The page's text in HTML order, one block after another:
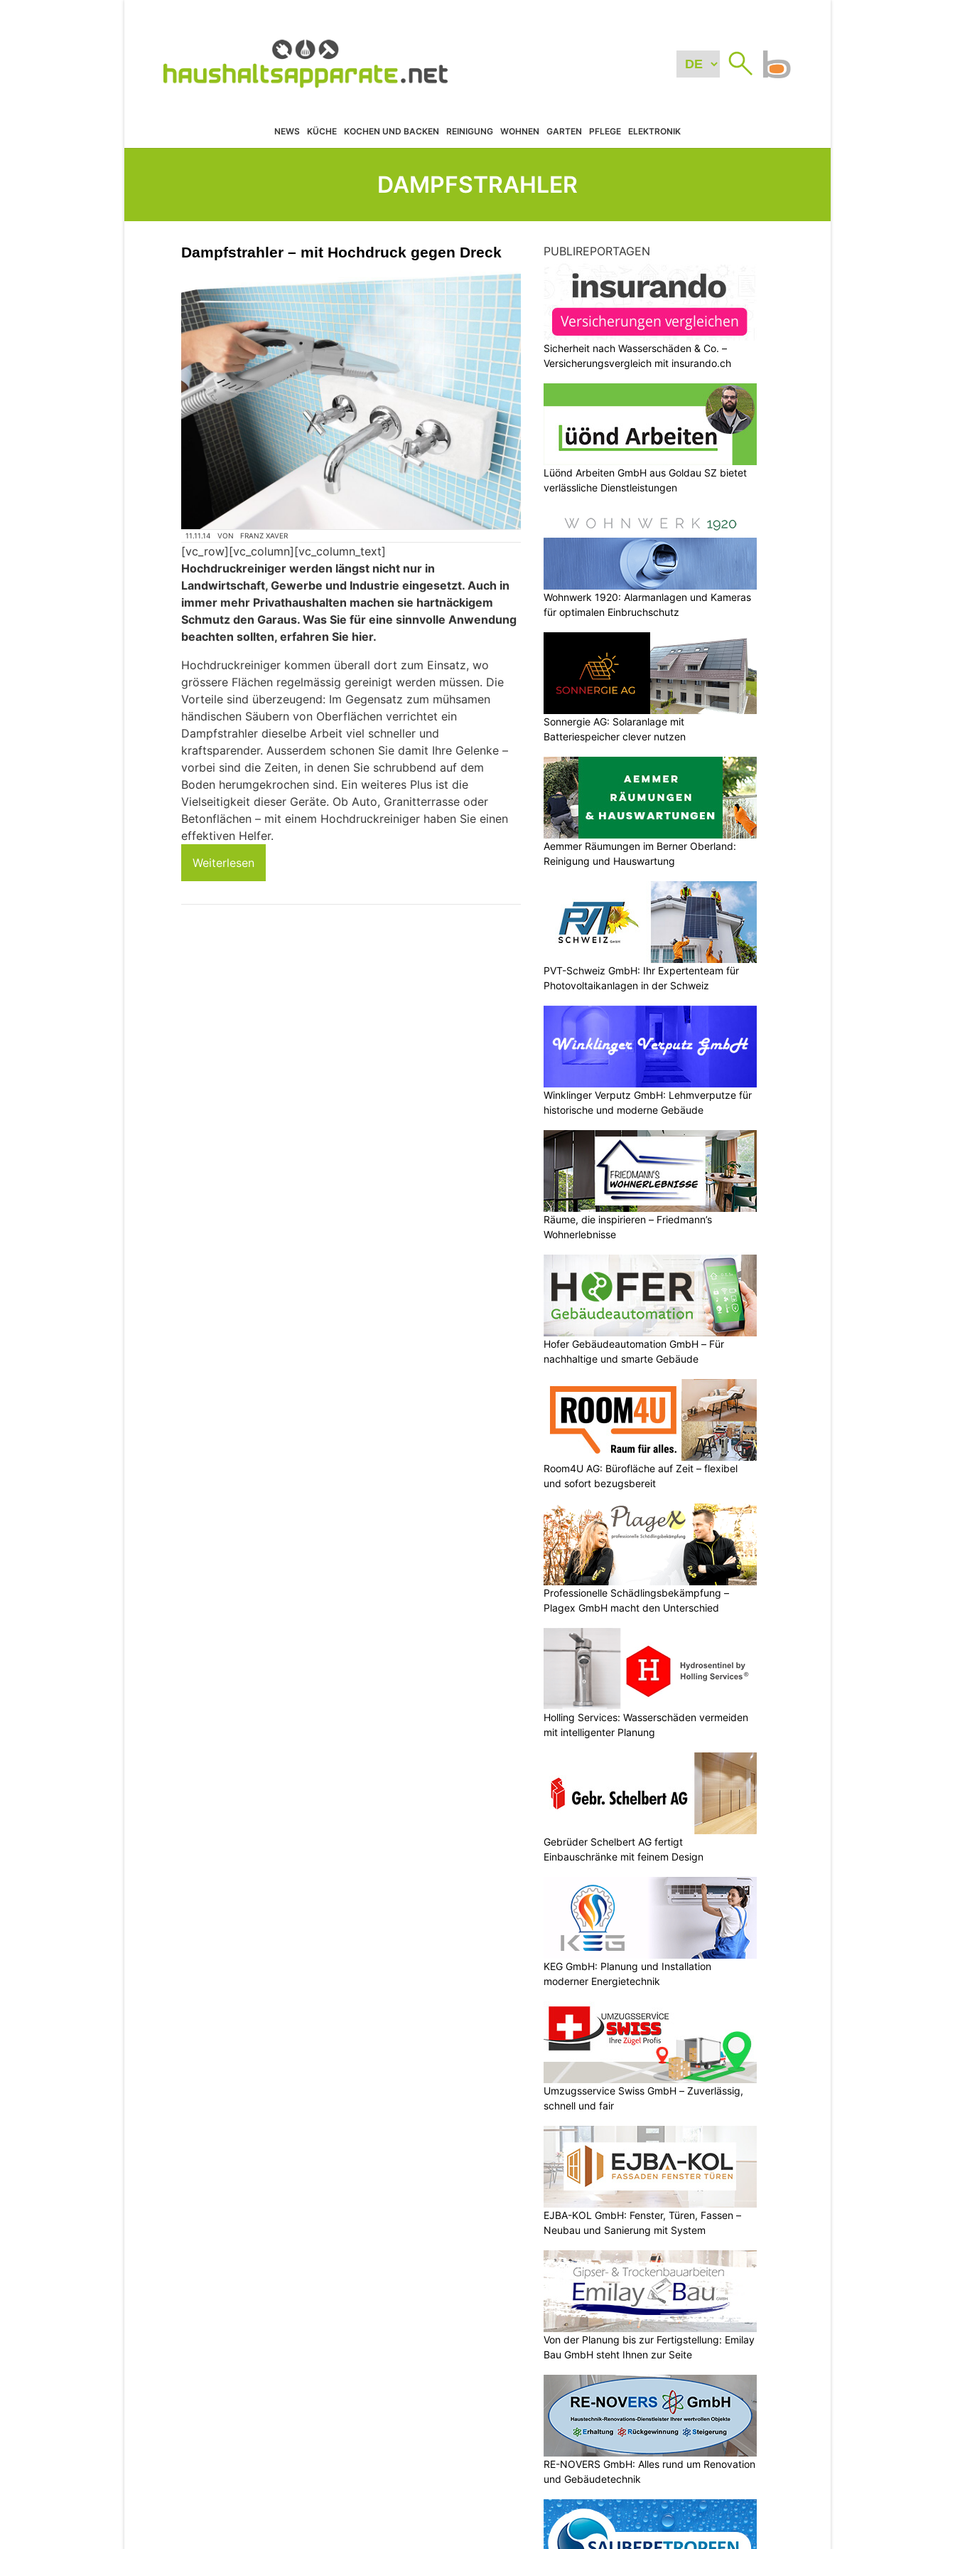
NEWS KÜCHE KOCHEN UND BACKEN REINIGUNG WOHNEN GARTEN PFLEGE ELEKTRONIK
DAMPFSTRAHLER
Dampfstrahler – mit Hochdruck gegen Dreck
11.11.14 VON FRANZ XAVER
[vc_row][vc_column][vc_column_text]
Hochdruckreiniger werden längst nicht nur in
Landwirtschaft, Gewerbe und Industrie eingesetzt. Auch in
immer mehr Privathaushalten machen sie hartnäckigem
Schmutz den Garaus. Was Sie für eine sinnvolle Anwendung
beachten sollten, erfahren Sie hier.
Hochdruckreiniger kommen überall dort zum Einsatz, wo
grössere Flächen regelmässig gereinigt werden müssen. Die
Vorteile sind überzeugend: Im Gegensatz zum mühsamen
händischen Säubern von Oberflächen verrichtet ein
Dampfstrahler dieselbe Arbeit viel schneller und
kraftsparender. Ausserdem schonen Sie damit Ihre Gelenke –
vorbei sind die Zeiten, in denen Sie schrubbend auf dem
Boden herumgekrochen sind. Ein weiteres Plus ist die
Vielseitigkeit dieser Geräte. Ob Auto, Granitterrasse oder
Betonflächen – mit einem Hochdruckreiniger haben Sie einen
effektiven Helfer.
Weiterlesen
PUBLIREPORTAGEN
Sicherheit nach Wasserschäden & Co. –
Versicherungsvergleich mit insurando.ch
Lüönd Arbeiten GmbH aus Goldau SZ bietet
verlässliche Dienstleistungen
Wohnwerk 1920: Alarmanlagen und Kameras
für optimalen Einbruchschutz
Sonnergie AG: Solaranlage mit
Batteriespeicher clever nutzen
Aemmer Räumungen im Berner Oberland:
Reinigung und Hauswartung
PVT-Schweiz GmbH: Ihr Expertenteam für
Photovoltaikanlagen in der Schweiz
Winklinger Verputz GmbH: Lehmverputze für
historische und moderne Gebäude
Räume, die inspirieren – Friedmann’s
Wohnerlebnisse
Hofer Gebäudeautomation GmbH – Für
nachhaltige und smarte Gebäude
Room4U AG: Bürofläche auf Zeit – flexibel
und sofort bezugsbereit
Professionelle Schädlingsbekämpfung –
Plagex GmbH macht den Unterschied
Holling Services: Wasserschäden vermeiden
mit intelligenter Planung
Gebrüder Schelbert AG fertigt
Einbauschränke mit feinem Design
KEG GmbH: Planung und Installation
moderner Energietechnik
Umzugsservice Swiss GmbH – Zuverlässig,
schnell und fair
EJBA-KOL GmbH: Fenster, Türen, Fassen –
Neubau und Sanierung mit System
Von der Planung bis zur Fertigstellung: Emilay
Bau GmbH steht Ihnen zur Seite
RE-NOVERS GmbH: Alles rund um Renovation
und Gebäudetechnik